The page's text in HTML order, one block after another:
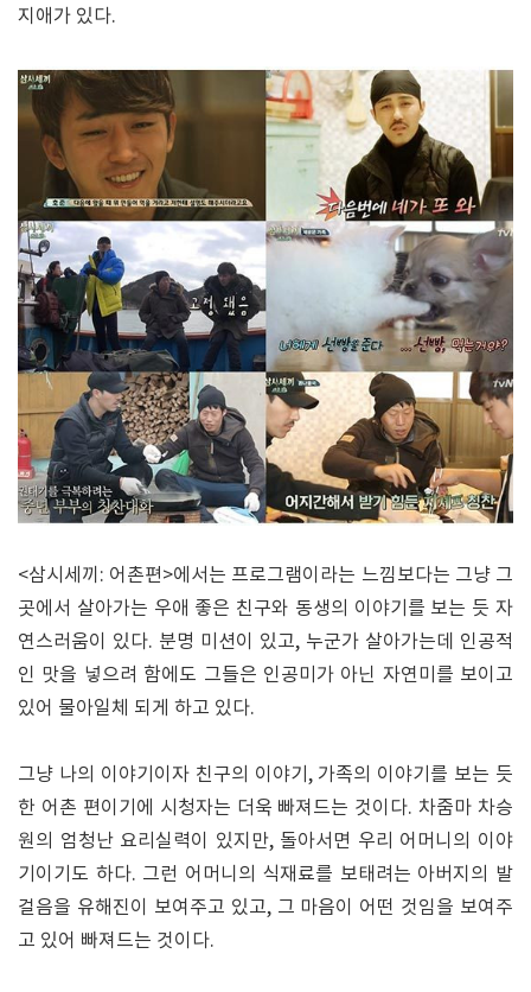
지애가 있다.
<삼시세끼: 어촌편>에서는 프로그램이라는 느낌보다는 그냥 그
곳에서 살아가는 우애 좋은 친구와 동생의 이야기를 보는 듯 자
연스러움이 있다. 분명 미션이 있고, 누군가 살아가는데 인공적
인 맛을 넣으려 함에도 그들은 인공미가 아닌 자연미를 보이고
있어 물아일체 되게 하고 있다.
그냥 나의 이야기이자 친구의 이야기, 가족의 이야기를 보는 듯
한 어촌 편이기에 시청자는 더욱 빠져드는 것이다. 차줌마 차승
원의 엄청난 요리실력이 있지만, 돌아서면 우리 어머니의 이야
기이기도 하다. 그런 어머니의 식재료를 보태려는 아버지의 발
걸음을 유해진이 보여주고 있고, 그 마음이 어떤 것임을 보여주
고 있어 빠져드는 것이다.